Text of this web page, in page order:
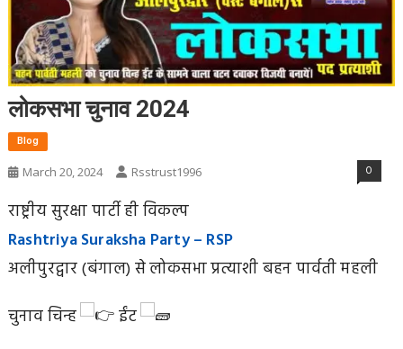
लोकसभा चुनाव 2024
Blog
March 20, 2024
Rsstrust1996 0
राष्ट्रीय सुरक्षा पार्टी ही विकल्प
Rashtriya Suraksha Party – RSP
अलीपुरद्वार (बंगाल) से लोकसभा प्रत्याशी बहन पार्वती महली
चुनाव चिन्ह
ईंट